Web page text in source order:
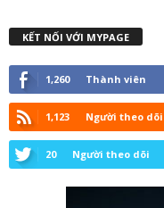
KẾT NỐI VỚI MYPAGE
1,260 Thành viên
1,123 Người theo dõi
20 Người theo dõi